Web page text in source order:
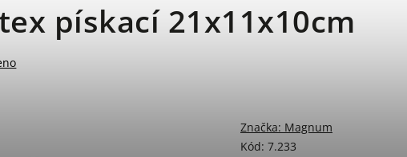
pískací 21x11x10cm
Kód: 7.233
Značka: Magnum